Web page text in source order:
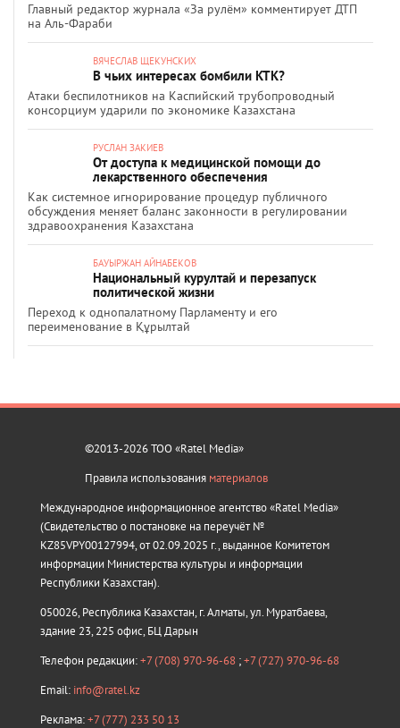
Главный редактор журнала «За рулём» комментирует ДТП
на Аль-Фараби
ВЯЧЕСЛАВ ЩЕКУНСКИХ
В чьих интересах бомбили КТК?
Атаки беспилотников на Каспийский трубопроводный
консорциум ударили по экономике Казахстана
РУСЛАН ЗАКИЕВ
От доступа к медицинской помощи до
лекарственного обеспечения
Как системное игнорирование процедур публичного
обсуждения меняет баланс законности в регулировании
здравоохранения Казахстана
БАУЫРЖАН АЙНАБЕКОВ
Национальный курултай и перезапуск
политической жизни
Переход к однопалатному Парламенту и его
переименование в Құрылтай
©2013-2026 ТОО «Ratel Media»
Правила использования материалов
Международное информационное агентство «Ratel Media»
(Свидетельство о постановке на переучёт №
KZ85VPY00127994, от 02.09.2025 г., выданное Комитетом
информации Министерства культуры и информации
Республики Казахстан).
050026, Республика Казахстан, г. Алматы, ул. Муратбаева,
здание 23, 225 офис, БЦ Дарын
Телефон редакции:+7 (708) 970-96-68 ;+7 (727) 970-96-68
Email: info@ratel.kz
Реклама:+7 (777) 233 50 13